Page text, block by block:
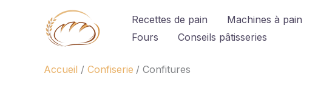
Recettes de pain Machines à pain
Fours
Conseils pâtisseries
Accueil Confiserie Confitures